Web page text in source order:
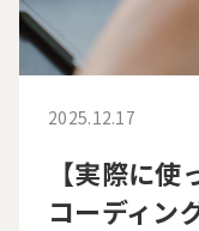
2025.12.17
【実際に
コーディン